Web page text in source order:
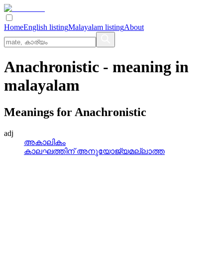
HomeEnglish listingMalayalam listingAbout
Anachronistic - meaning in
malayalam
Meanings for Anachronistic
adj
അകാലികം
കാലഘത്തിന് അനുയോജ്യമല്ലാത്ത